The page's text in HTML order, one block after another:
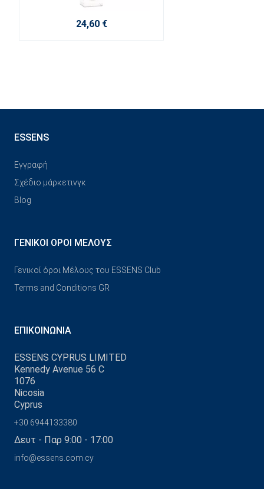
24,60 €
ESSENS
Εγγραφή
Σχέδιο μάρκετινγκ
Blog
ΓΕΝΙΚΟΊ ΌΡΟΙ ΜΈΛΟΥΣ
Γενικοί όροι Μέλους του ESSENS Club
Terms and Conditions GR
ΕΠΙΚΟΙΝΩΝΊΑ
ESSENS CYPRUS LIMITED
Kennedy Avenue 56 C
1076
Nicosia
Cyprus
+30 6944133380
Δευτ - Παρ 9:00 - 17:00
info@essens.com.cy